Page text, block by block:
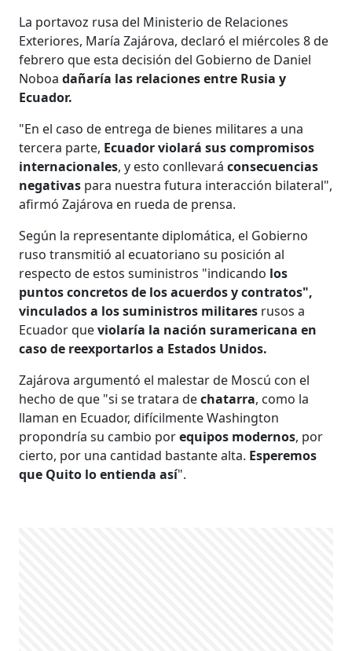
La portavoz rusa del Ministerio de Relaciones
Exteriores, María Zajárova, declaró el miércoles 8 de
febrero que esta decisión del Gobierno de Daniel
Noboadañaría las relaciones entre Rusia y
Ecuador.
"En el caso de entrega de bienes militares a una
tercera parte, Ecuador violará sus compromisos
internacionales, y esto conllevaráconsecuencias
negativas para nuestra futura interacción bilateral",
afirmó Zajárova en rueda de prensa.
Según la representante diplomática, el Gobierno
ruso transmitió al ecuatoriano su posición al
respecto de estos suministros "indicando los
puntos concretos de los acuerdos y contratos",
vinculados a los suministros militares rusos a
Ecuador queviolaría la nación suramericana en
caso de reexportarlos a Estados Unidos.
Zajárova argumentó el malestar de Moscú con el
hecho de que "si se tratara dechatarra, como la
llaman en Ecuador, difícilmente Washington
propondría su cambio porequipos modernos, por
cierto, por una cantidad bastante alta. Esperemos
que Quito lo entienda así".